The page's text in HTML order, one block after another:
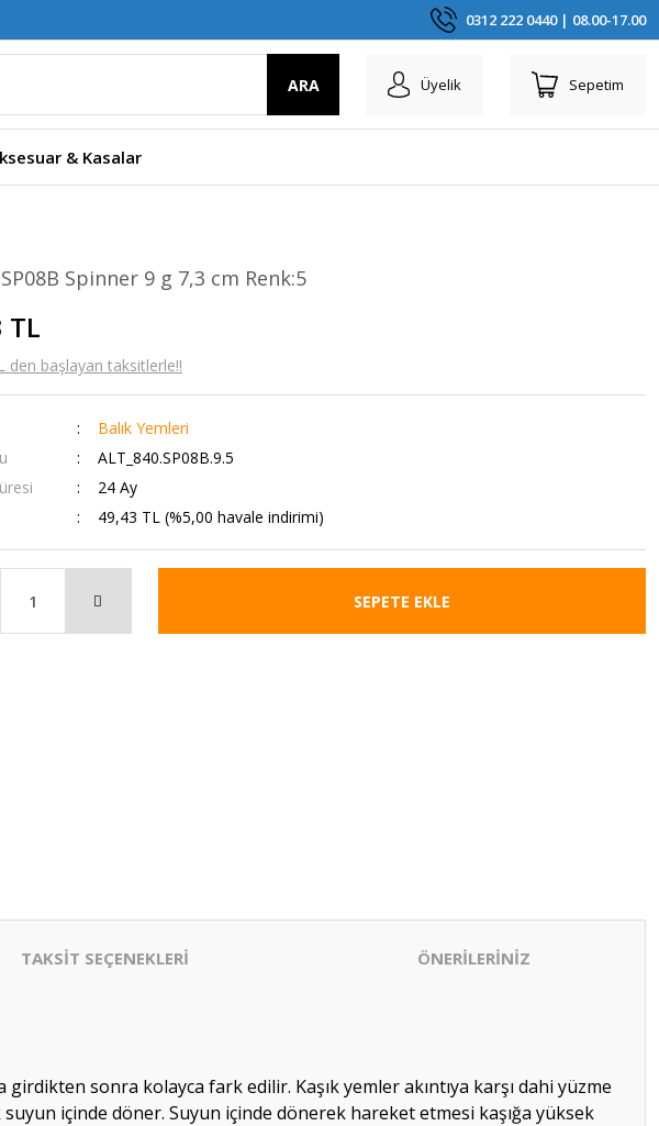
0312 222 0440 | 08.00-17.00
ARA Üyelik Sepetim
& Kasalar
Spinner 9 g 7,3 cm Renk:5
TL
den başlayan taksitlerle!!
Balık Yemleri
ALT_840.SP08B.9.5
24 Ay
49,43 TL (%5,00 havale indirimi)
SEPETE EKLE
TAKSİT SEÇENEKLERİ ÖNERİLERİNİZ
sonra kolayca fark edilir. Kaşık yemler akıntıya karşı dahi yüzme
içinde döner. Suyun içinde dönerek hareket etmesi kaşığa yüksek